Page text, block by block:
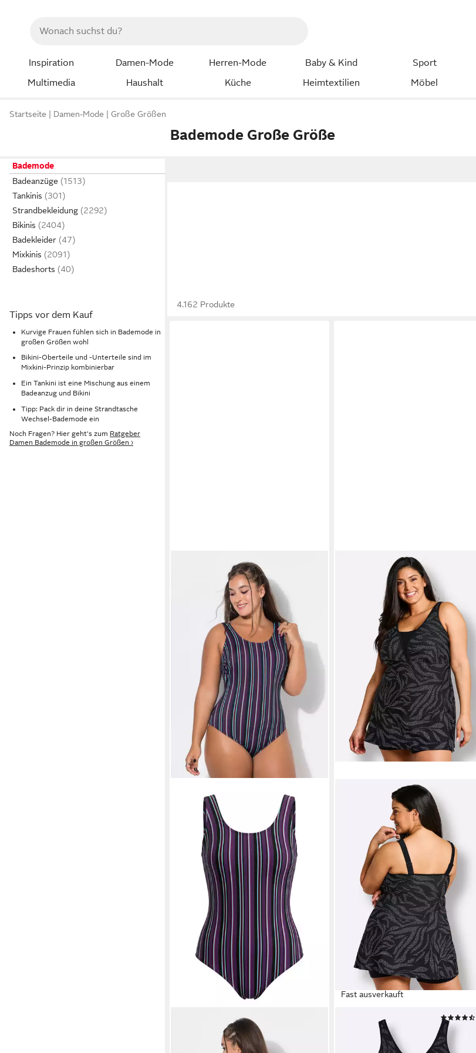
Inspiration Damen-Mode Herren-Mode Baby & Kind Sport
Multimedia
Haushalt Küche Heimtextilien Möbel
Startseite Damen-Mode Große Größen
Bademode Große Größe
Bademode
Badeanzüge
Tankinis
Strandbekleidung
Bikinis
Badekleider
Mixkinis
Badeshorts
Tipps vor dem Kauf
Kurvige Frauen fühlen sich in Bademode in
großen Größen wohl
Bikini-Oberteile und -Unterteile sind im
Mixkini-Prinzip kombinierbar
Ein Tankini ist eine Mischung aus einem
Badeanzug und Bikini
Tipp: Pack dir in deine Strandtasche
Wechsel-Bademode ein
Noch Fragen? Hier geht's zum Ratgeber
Damen Bademode in großen Größen ›
4.162 Produkte
Badeanzug Badeanzug Softcups
Fast ausverkauft
Badeanzug Badekleid Ärmellos